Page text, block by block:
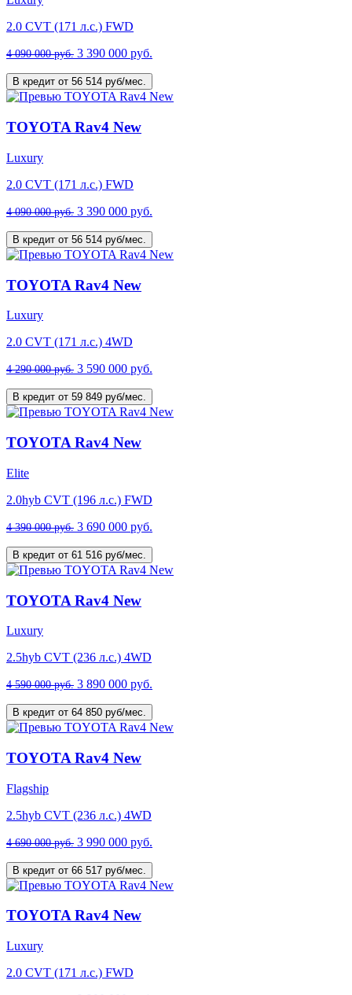
2.0 CVT (171 л.с.) FWD
4 090 000 руб. 3 390 000 руб.
В кредит от 56 514 руб/мес.
TOYOTA Rav4 New
Luxury
2.0 CVT (171 л.с.) FWD
4 090 000 руб. 3 390 000 руб.
В кредит от 56 514 руб/мес.
TOYOTA Rav4 New
Luxury
2.0 CVT (171 л.с.) 4WD
4 290 000 руб. 3 590 000 руб.
В кредит от 59 849 руб/мес.
TOYOTA Rav4 New
Elite
2.0hyb CVT (196 л.с.) FWD
4 390 000 руб. 3 690 000 руб.
В кредит от 61 516 руб/мес.
TOYOTA Rav4 New
Luxury
2.5hyb CVT (236 л.с.) 4WD
4 590 000 руб. 3 890 000 руб.
В кредит от 64 850 руб/мес.
TOYOTA Rav4 New
Flagship
2.5hyb CVT (236 л.с.) 4WD
4 690 000 руб. 3 990 000 руб.
В кредит от 66 517 руб/мес.
TOYOTA Rav4 New
Luxury
2.0 CVT (171 л.с.) FWD